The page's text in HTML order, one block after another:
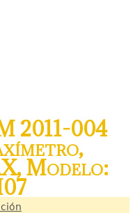
2011-004
Modelo: